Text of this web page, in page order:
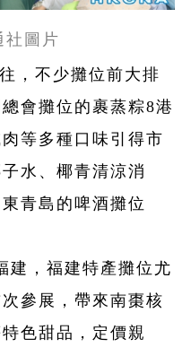
社圖片
，不少攤位前大排
會攤位的裹蒸粽8港
等多種口味引得市
水、椰青清涼消
青島的啤酒攤位
建，福建特產攤位尤
參展，帶來南棗核
色甜品，定價親